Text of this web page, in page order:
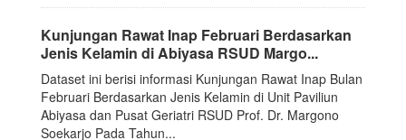
Kunjungan Rawat Inap Februari Berdasarkan
Jenis Kelamin di Abiyasa RSUD Margo...
Dataset ini berisi informasi Kunjungan Rawat Inap Bulan
Februari Berdasarkan Jenis Kelamin di Unit Paviliun
Abiyasa dan Pusat Geriatri RSUD Prof. Dr. Margono
Soekarjo Pada Tahun...